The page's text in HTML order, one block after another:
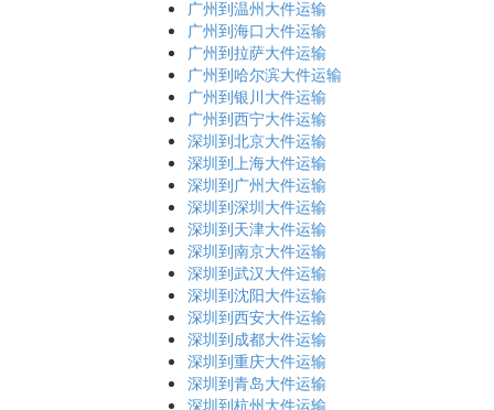
广州到温州大件运输
广州到海口大件运输
广州到拉萨大件运输
广州到哈尔滨大件运输
广州到银川大件运输
广州到西宁大件运输
深圳到北京大件运输
深圳到上海大件运输
深圳到广州大件运输
深圳到深圳大件运输
深圳到天津大件运输
深圳到南京大件运输
深圳到武汉大件运输
深圳到沈阳大件运输
深圳到西安大件运输
深圳到成都大件运输
深圳到重庆大件运输
深圳到青岛大件运输
深圳到杭州大件运输